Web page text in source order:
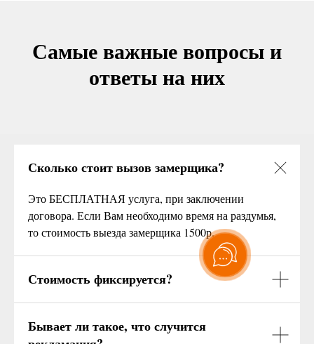
Самые важные вопросы и
ответы на них
Сколько стоит вызов замерщика?
Это БЕСПЛАТНАЯ услуга, при заключении
договора. Если Вам необходимо время на раздумья,
то стоимость выезда замерщика 1500р.
Стоимость фиксируется?
Бывает ли такое, что случится